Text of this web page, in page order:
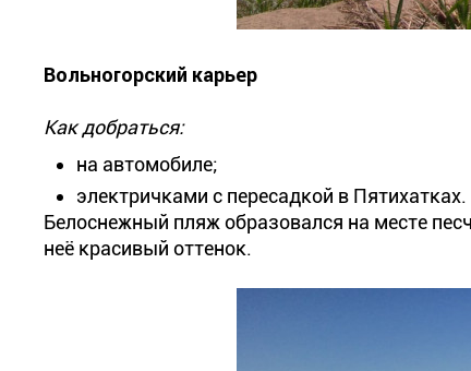
Вольногорский карьер
Как добраться:
на автомобиле;
электричками с пересадкой в
Белоснежный пляж образовался на месте
неё красивый оттенок.